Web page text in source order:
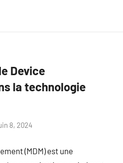
Device
la technologie
8, 2024
(MDM) est une